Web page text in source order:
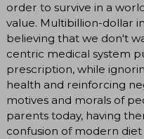
order to survive in a
value. Multibillion-dollar
believing that we don't
centric medical system
prescription, while
health and reinforcing
motives and morals of
parents today, having
confusion of modern